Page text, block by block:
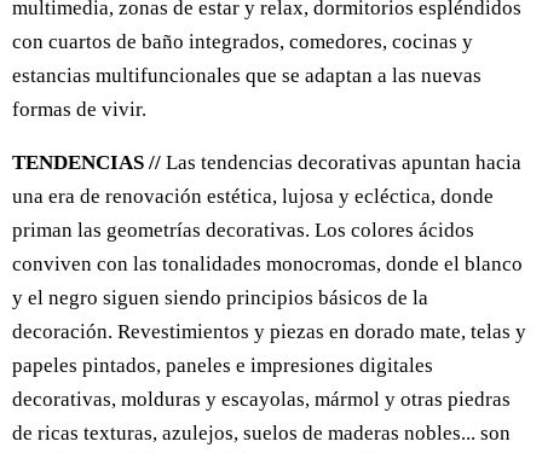
multimedia, zonas de estar y relax, dormitorios espléndidos
con cuartos de baño integrados, comedores, cocinas y
estancias multifuncionales que se adaptan a las nuevas
formas de vivir.
TENDENCIAS // Las tendencias decorativas apuntan hacia
una era de renovación estética, lujosa y ecléctica, donde
priman las geometrías decorativas. Los colores ácidos
conviven con las tonalidades monocromas, donde el blanco
y el negro siguen siendo principios básicos de la
decoración. Revestimientos y piezas en dorado mate, telas y
papeles pintados, paneles e impresiones digitales
decorativas, molduras y escayolas, mármol y otras piedras
de ricas texturas, azulejos, suelos de maderas nobles... son